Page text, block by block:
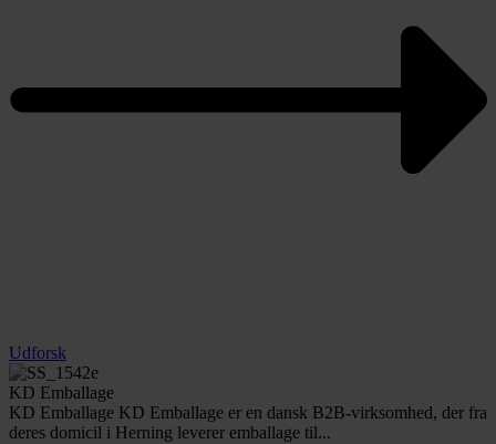
Udforsk
KD Emballage
KD Emballage KD Emballage er en dansk B2B-virksomhed, der fra
deres domicil i Herning leverer emballage til...